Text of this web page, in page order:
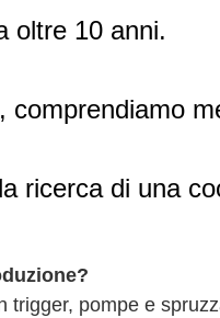
oltre 10 anni.
ricerca di una
trigger, pompe e